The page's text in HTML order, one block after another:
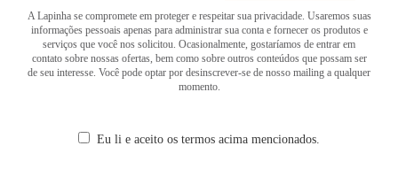
A Lapinha se compromete em proteger e respeitar sua privacidade. Usaremos suas
informações pessoais apenas para administrar sua conta e fornecer os produtos e
serviços que você nos solicitou. Ocasionalmente, gostaríamos de entrar em
contato sobre nossas ofertas, bem como sobre outros conteúdos que possam ser
de seu interesse. Você pode optar por desinscrever-se de nosso mailing a qualquer
momento.
Eu li e aceito os termos acima mencionados.